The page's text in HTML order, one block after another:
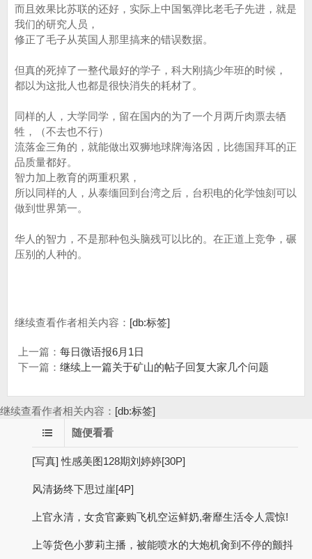
而且效果比苏联的还好，实际上中国氢弹比老毛子先进，就是
我们的研究人员，
修正了毛子从英国人那里搞来的错误数据。
但真的死掉了一整代最好的学子，科大刚搞少年班的时候，
都以为这批人也都是很快消失的耗材了。
同样的人，大学同学，留在国内的为了一个月两斤肉票去牺
牲，（不去也不行）
流落金三角的，就能做出双狮地球牌海洛因，比德国拜耳的正
品质量都好。
智力加上教育的两重积累，
所以同样的人，从泰缅回到台湾之后，台积电的化学蚀刻可以
做到世界第一。
华人的智力，不是那种包头脑残可以比的。在正道上竞争，碾
压别的人种的。
继续查看作者相关内容： [db:标签]
上一篇： 每日微语报6月1日
下一篇： 继续上一篇关于矿山的帖子回复大家几个问题
继续查看作者相关内容： [db:标签]
随便看看
[写真] 性感美图128期刘婷婷[30P]
风清扬终下思过崖[4P]
上官永清，女贪官豪购飞机空运鲜奶,奢靡生活令人震惊!
上等货色小萝莉主播，被能喷水的大炮机肏到不停的颤抖